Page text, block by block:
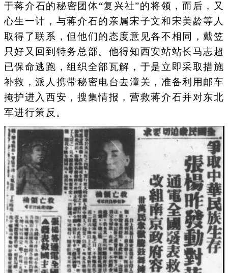
于蒋介石的秘密团体“复兴社”的将领，而后，又
心生一计，与蒋介石的亲属宋子文和宋美龄等人
取得了联系，但他们的态度意见各不相同，戴笠
只好又回到特务总部。他得知西安站站长马志超
已保命逃跑，组织全部瓦解，于是立即采取措施
补救，派人携带秘密电台去潼关，准备利用邮车
掩护进入西安，搜集情报，营救蒋介石并对东北
军进行策反。